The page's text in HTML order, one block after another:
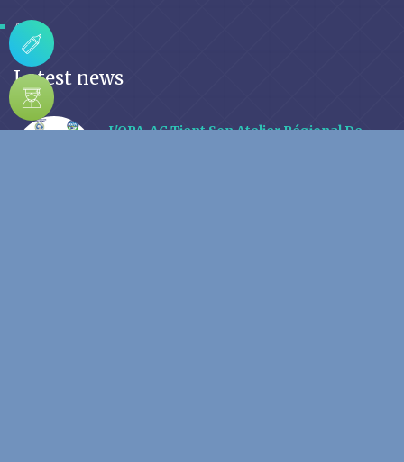
AUF
Latest news
L'OPA-AC Tient Son Atelier Régional De